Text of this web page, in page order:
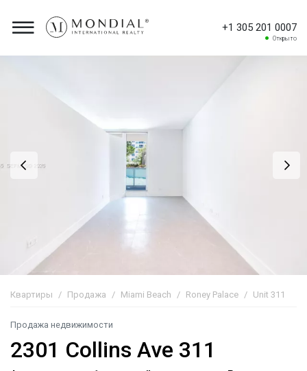
+1 305 201 0007
Открыто
Квартиры Продажа Miami Beach Roney Palace Unit 311
Продажа недвижимости
2301 Collins Ave 311